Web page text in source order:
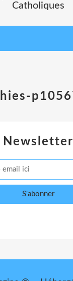
Catholiques
Newsletter